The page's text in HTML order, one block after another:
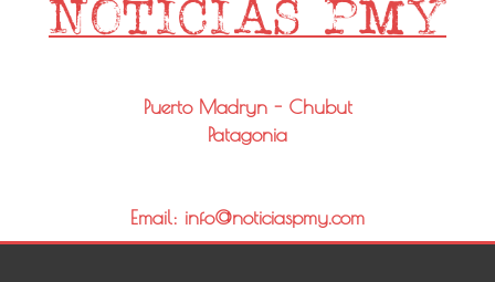
Puerto Madryn - Chubut
Patagonia
Email: info@noticiaspmy.com